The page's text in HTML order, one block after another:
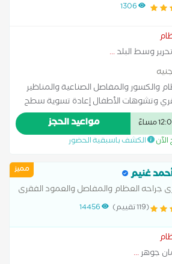
1306
وسط البلد...
جنيه
والكسور والمفاصل الصناعية والمناظير
وتشوهات الأطفال إعادة تسوية سطح
الكتف الخلايا الجذعية للعظام العلاج
آلام الأعصاب بالترددات اللاسلكية علاج
عملية تبديل مفصل الورك عملية
مواعيد الحجز
الكشف باسبقية الحضور
مميز غنيم
جراحه العظام والمفاصل والعمود الفقرى
(119 تقييم) 14456
جوهر...